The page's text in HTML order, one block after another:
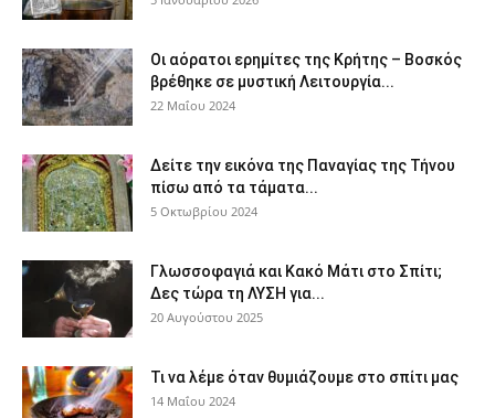
Οι αόρατοι ερημίτες της Κρήτης – Βοσκός
βρέθηκε σε μυστική Λειτουργία...
22 Μαΐου 2024
Δείτε την εικόνα της Παναγίας της Τήνου
πίσω από τα τάματα...
5 Οκτωβρίου 2024
Γλωσσοφαγιά και Κακό Μάτι στο Σπίτι;
Δες τώρα τη ΛΥΣΗ για...
20 Αυγούστου 2025
Τι να λέμε όταν θυμιάζουμε στο σπίτι μας
14 Μαΐου 2024